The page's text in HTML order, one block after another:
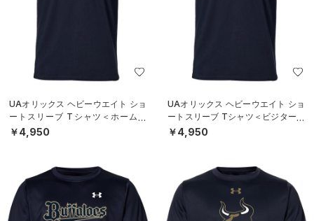
UAオリックス ヘビーウエイト ショ
ートスリーブ Tシャツ＜ホーム＞
（ベースボール/UNISEX）
￥4,950
UAオリックス ヘビーウエイト ショ
ートスリーブ Tシャツ＜ビジター＞
（ベースボール/UNISEX）
￥4,950